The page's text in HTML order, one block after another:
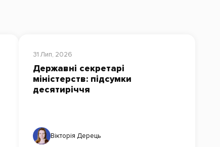
31 Лип, 2026
Державні секретарі
міністерств: підсумки
десятиріччя
Вікторія Дерець